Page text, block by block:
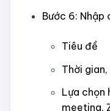
Bước 6:
Tiêu đề
Thời
Lựa chọn
meeting,